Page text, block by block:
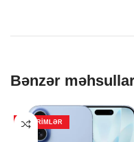
Bənzər
ENDIRIMLƏR